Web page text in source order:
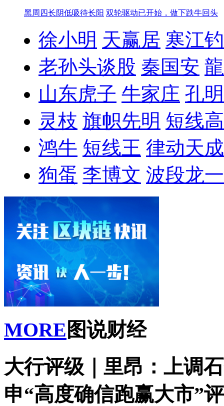
黑周四长阴低吸待长阳 双轮驱动已开始，做下跌牛回头
徐小明 天赢居 寒江
老孙头谈股 秦国安
山东虎子 牛家庄 孔
灵枝 旗帜先明 短线
鸿牛 短线王 律动天成
狗蛋 李博文 波段龙一
MORE 图说财经
大行评级｜里昂：上调
申“高度确信跑赢大市”